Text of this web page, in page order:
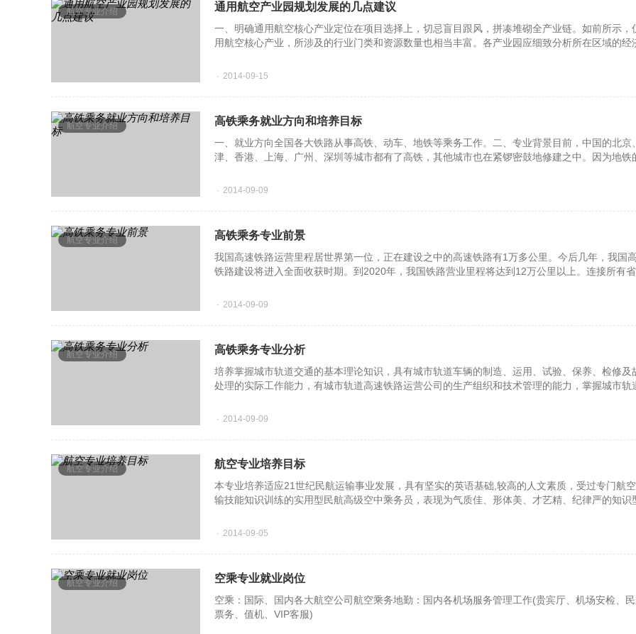
通用航空产业园规划发展的几点建议
一、明确通用航空核心产业定位在项目选择上，切忌盲目跟风，拼凑堆砌全产业链。如前所示，
用航空核心产业，所涉及的行业门类和资源数量也相当丰富。各产业园应细致分析所在区域的经
2014-09-15
航空专业介绍
高铁乘务就业方向和培养目标
一、就业方向全国各大铁路从事高铁、动车、地铁等乘务工作。二、专业背景目前，中国的北京
津、香港、上海、广州、深圳等城市都有了高铁，其他城市也在紧锣密鼓地修建之中。因为地铁
2014-09-09
航空专业介绍
高铁乘务专业前景
我国高速铁路运营里程居世界第一位，正在建设之中的高速铁路有1万多公里。今后几年，我国
铁路建设将进入全面收获时期。到2020年，我国铁路营业里程将达到12万公里以上。连接所有省
2014-09-09
航空专业介绍
高铁乘务专业分析
培养掌握城市轨道交通的基本理论知识，具有城市轨道车辆的制造、运用、试验、保养、检修及
处理的实际工作能力，有城市轨道高速铁路运营公司的生产组织和技术管理的能力，掌握城市轨
2014-09-09
航空专业介绍
航空专业培养目标
本专业培养适应21世纪民航运输事业发展，具有坚实的英语基础,较高的人文素质，受过专门航
输技能知识训练的实用型民航高级空中乘务员，表现为气质佳、形体美、才艺精、纪律严的知识
2014-09-05
航空专业介绍
空乘专业就业岗位
空乘：国际、国内各大航空公司航空乘务地勤：国内各机场服务管理工作(贵宾厅、机场安检、
票务、值机、VIP客服)
航空专业介绍